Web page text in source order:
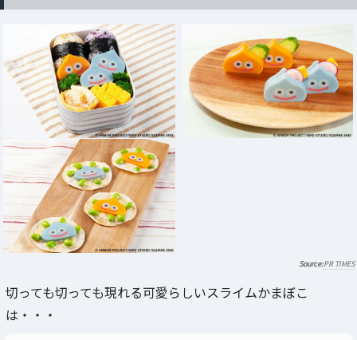
PR TIMES
切っても切っても現れる可愛らしいスライムかまぼこ
は・・・